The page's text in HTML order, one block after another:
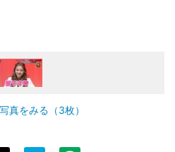
真をみる（3枚）